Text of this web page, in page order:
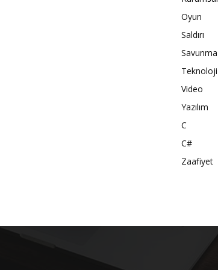
Oyun
Saldırı
Savunma
Teknoloji
Video
Yazılım
C
C#
Zaafiyet